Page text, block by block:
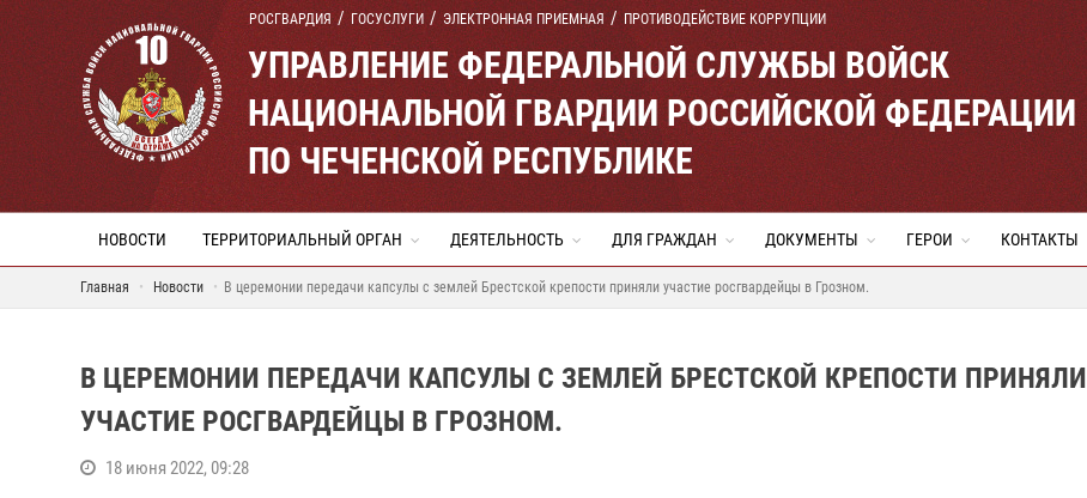
РОСГВАРДИЯ ГОСУСЛУГИ ЭЛЕКТРОННАЯ ПРИЕМНАЯ ПРОТИВОДЕЙСТВИЕ КОРРУПЦИИ
УПРАВЛЕНИЕ ФЕДЕРАЛЬНОЙ СЛУЖБЫ ВОЙСК
НАЦИОНАЛЬНОЙ ГВАРДИИ РОССИЙСКОЙ ФЕДЕРАЦИИ
ПО ЧЕЧЕНСКОЙ РЕСПУБЛИКЕ
НОВОСТИ ТЕРРИТОРИАЛЬНЫЙ ОРГАН ДЕЯТЕЛЬНОСТЬ ДЛЯ ГРАЖДАН ДОКУМЕНТЫ ГЕРОИ КОНТАКТЫ
Главная Новости В церемонии передачи капсулы с землей Брестской крепости приняли участие росгвардейцы в Грозном.
В ЦЕРЕМОНИИ ПЕРЕДАЧИ КАПСУЛЫ С ЗЕМЛЕЙ БРЕСТСКОЙ КРЕПОСТИ ПРИНЯЛИ
УЧАСТИЕ РОСГВАРДЕЙЦЫ В ГРОЗНОМ.
18 июня 2022, 09:28